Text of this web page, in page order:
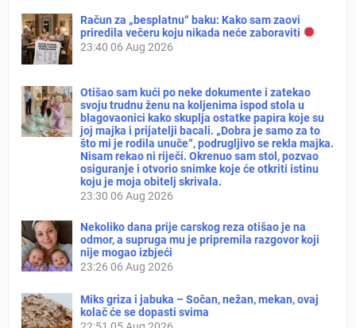
Račun za „besplatnu“ baku: Kako sam zaovi
priredila večeru koju nikada neće zaboraviti
23:40 06 Aug 2026
Otišao sam kući po neke dokumente i zatekao
svoju trudnu ženu na koljenima ispod stola u
blagovaonici kako skuplja ostatke papira koje su
joj majka i prijatelji bacali. „Dobra je samo za to
što mi je rodila unuče“, podrugljivo se rekla majka.
Nisam rekao ni riječi. Okrenuo sam stol, pozvao
osiguranje i otvorio snimke koje će otkriti istinu
koju je moja obitelj skrivala.
23:30 06 Aug 2026
Nekoliko dana prije carskog reza otišao je na
odmor, a supruga mu je pripremila razgovor koji
nije mogao izbjeći
23:26 06 Aug 2026
Miks griza i jabuka – Sočan, nežan, mekan, ovaj
kolač će se dopasti svima